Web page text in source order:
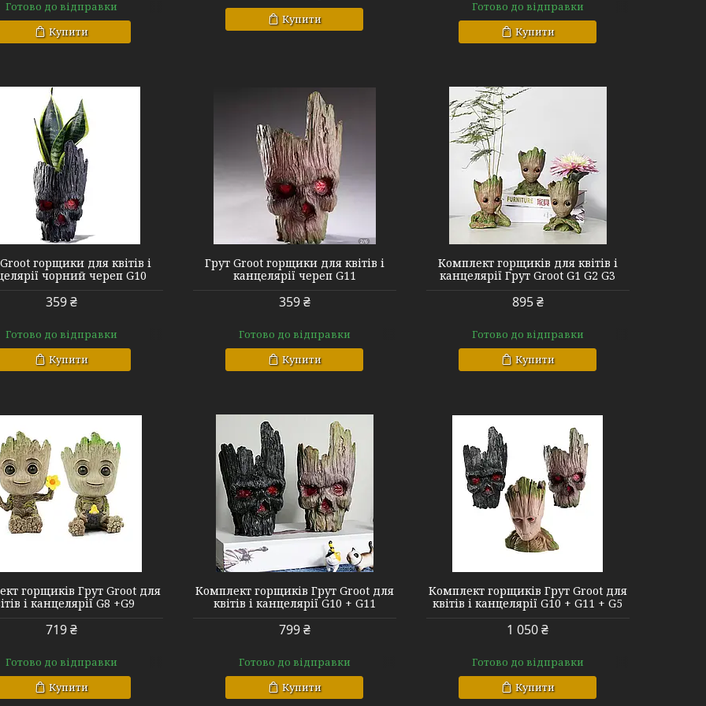
Готово до відправки
Купити
Купити
Готово до відправки
Купити
горщики для квітів і
чорний череп G10
359 ₴
Готово до відправки
Купити
G11
Грут Groot горщики для квітів і
канцелярії череп G11
359 ₴
Готово до відправки
Купити
Groot G1 G2 G3
Комплект горщиків для квітів і
канцелярії Грут Groot G1 G2 G3
895 ₴
Готово до відправки
Купити
горщиків Грут Groot для
і канцелярії G8 +G9
719 ₴
Готово до відправки
Купити
Комплект горщиків Грут Groot для
квітів і канцелярії G10 + G11
799 ₴
Готово до відправки
Купити
G10 + G11 + G 5
Комплект горщиків Грут Groot для
квітів і канцелярії G10 + G11 + G5
1 050 ₴
Готово до відправки
Купити